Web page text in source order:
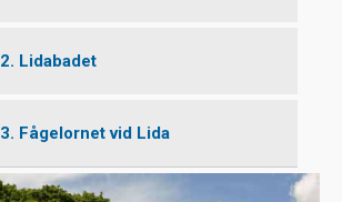
2. Lidabadet
3. Fågelornet vid Lida